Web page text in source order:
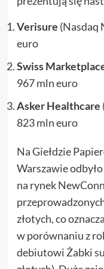
Verisure (Nasdaq
euro
Swiss
967 mln euro
Asker Healthcare
823 mln euro
Na Giełdzie
Warszawie odbyło
na rynek
złotych, co
w porównaniu z
debiutowi Żabki